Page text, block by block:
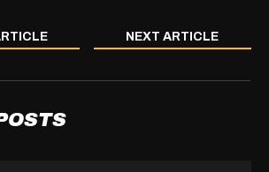
NEXT ARTICLE